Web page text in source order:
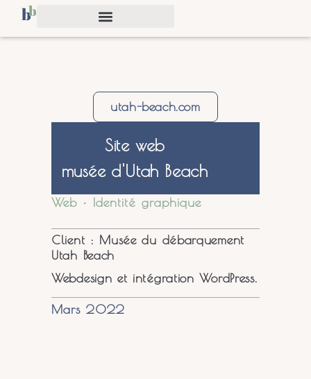
utah-beach.com
Site web
musée d'Utah Beach
Web • Identité graphique
Client : Musée du débarquement
Utah Beach
Webdesign et intégration WordPress.
Mars 2022